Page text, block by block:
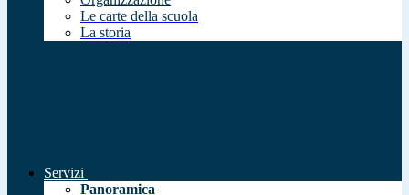
Le carte della scuola
La storia
Servizi
Panoramica